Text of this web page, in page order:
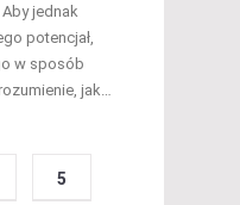
jednak
potencjał,
w sposób
jak…
5